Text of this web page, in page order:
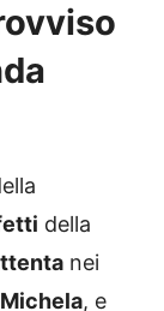
della
nei
Michela, e